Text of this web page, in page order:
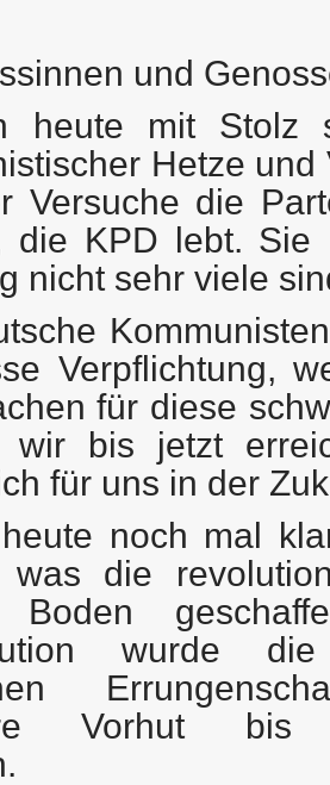
und
heute mit Stolz
Hetze
Versuche die
die KPD lebt. Sie
nicht sehr viele
Verpflichtung,
für diese
wir bis jetzt
für uns in der
noch mal
die
Boden
wurde
Vorhut bis